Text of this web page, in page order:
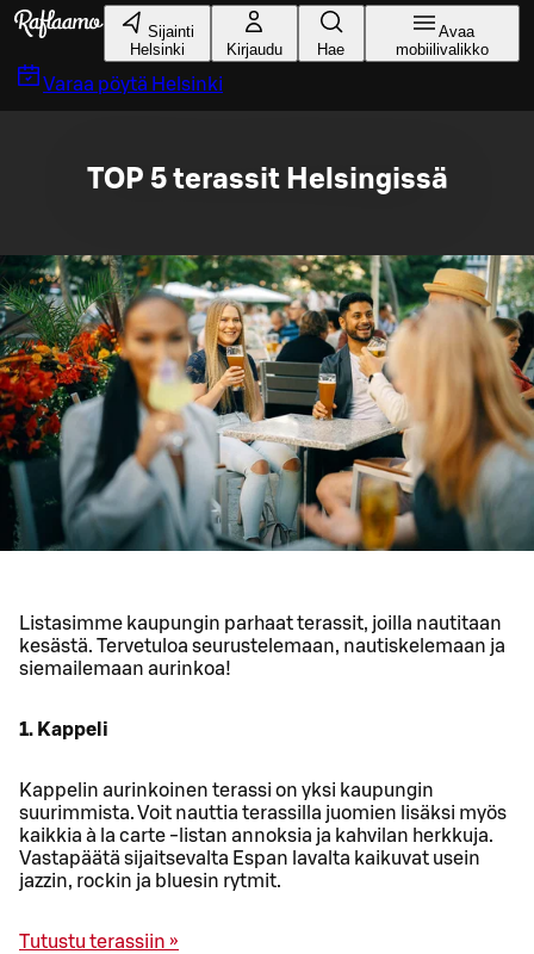
Siirry pääsisältöön
Sijainti
Helsinki
Kirjaudu Hae
Avaa
mobiilivalikko
Varaa pöytä Helsinki
TOP 5 terassit Helsingissä
Listasimme kaupungin parhaat terassit, joilla nautitaan
kesästä. Tervetuloa seurustelemaan, nautiskelemaan ja
siemailemaan aurinkoa!
1. Kappeli
Kappelin aurinkoinen terassi on yksi kaupungin
suurimmista. Voit nauttia terassilla juomien lisäksi myös
kaikkia à la carte -listan annoksia ja kahvilan herkkuja.
Vastapäätä sijaitsevalta Espan lavalta kaikuvat usein
jazzin, rockin ja bluesin rytmit.
Tutustu terassiin »